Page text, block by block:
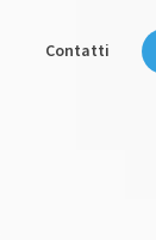
Contatti